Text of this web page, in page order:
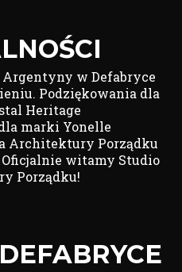
w Defabryce
Podziękowania dla
Heritage
marki Yonelle
Architektury Porządku
witamy Studio
Porządku!